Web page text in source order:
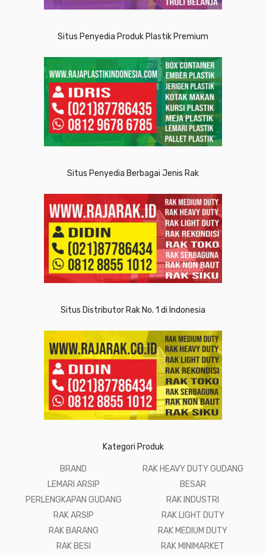
Situs Penyedia Produk Plastik Premium
Situs Penyedia Berbagai Jenis Rak
Situs Distributor Rak No. 1 di Indonesia
Kategori Produk
BRAND
LEMARI ARSIP
PERLENGKAPAN GUDANG
RAK ARSIP
RAK BARANG
RAK BESI
RAK HEAVY DUTY GUDANG
BESAR
RAK INDUSTRI
RAK LIGHT DUTY
RAK MEDIUM DUTY
RAK MINIMARKET